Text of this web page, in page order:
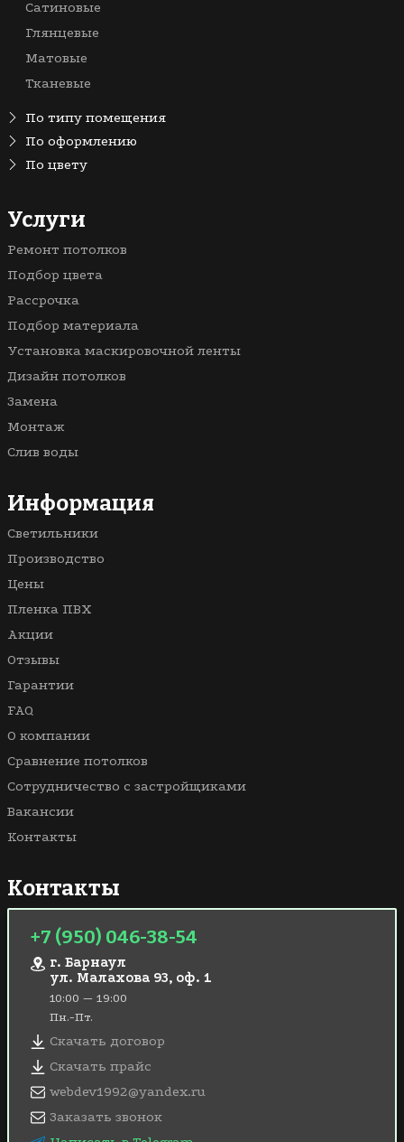
Сатиновые
Глянцевые
Матовые
Тканевые
По типу помещения
На кухню
В прихожую
В гостиную
В коридор
В детскую
В санузел (туалет)
В комнату
По оформлению
Одноуровневые
С трековыми светильниками
Двухуровневые
С подсветкой
Многоуровневые
Со световыми линиями
По цвету
Белые
Услуги
Ремонт потолков
Подбор цвета
Рассрочка
Подбор материала
Установка маскировочной ленты
Дизайн потолков
Замена
Монтаж
Слив воды
Информация
Светильники
Производство
Цены
Пленка ПВХ
Акции
Отзывы
Гарантии
FAQ
О компании
Сравнение потолков
Сотрудничество с застройщиками
Вакансии
Контакты
Контакты
+7 (950) 046-38-54
г. Барнаул
ул. Малахова 93, оф. 1
10:00 — 19:00
Пн.-Пт.
Скачать договор
Скачать прайс
webdev1992@yandex.ru
Заказать звонок